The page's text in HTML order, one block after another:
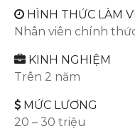
HÌNH THỨC LÀM
Nhân viên chính
KINH NGHIỆM
Trên 2 năm
MỨC LƯƠNG
20 – 30 triệu